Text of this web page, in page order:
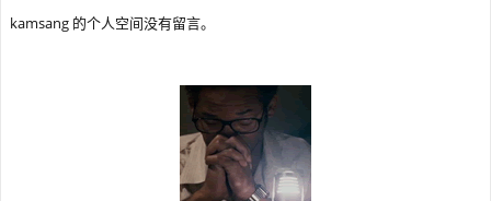
kamsang 的个人空间没有留言。